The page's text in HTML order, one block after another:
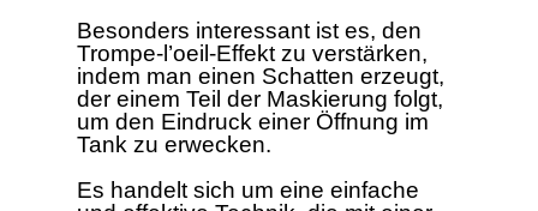
Besonders interessant ist es, den
Trompe-l’oeil-Effekt zu verstärken,
indem man einen Schatten erzeugt,
der einem Teil der Maskierung folgt,
um den Eindruck einer Öffnung im
Tank zu erwecken.
Es handelt sich um eine einfache